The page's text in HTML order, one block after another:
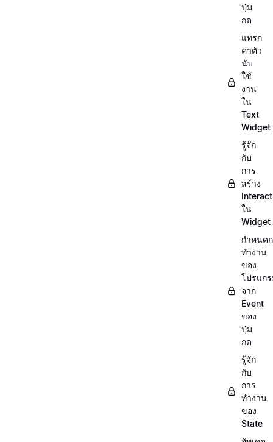
ปุ่ม
กด
แทรก
ค่าตัว
นับ
ใช้
งาน
ใน
Text
Widget
รู้จัก
กับ
การ
สร้าง
ใน
Widget
กำหนด
ทำงาน
ของ
โปรแก
จาก
Event
ของ
ปุ่ม
กด
รู้จัก
กับ
การ
ทำงาน
ของ
State